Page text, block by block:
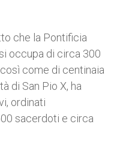
che la Pontificia
occupa di circa 300
come di centinaia
di San Pio X, ha
ordinati
sacerdoti e circa